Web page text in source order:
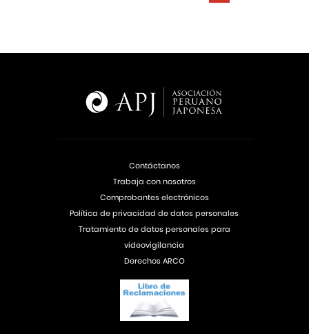
Contáctanos
Trabaja con nosotros
Comprobantes electrónicos
Política de privacidad de datos personales
Tratamiento de datos personales para
videovigilancia
Derechos ARCO